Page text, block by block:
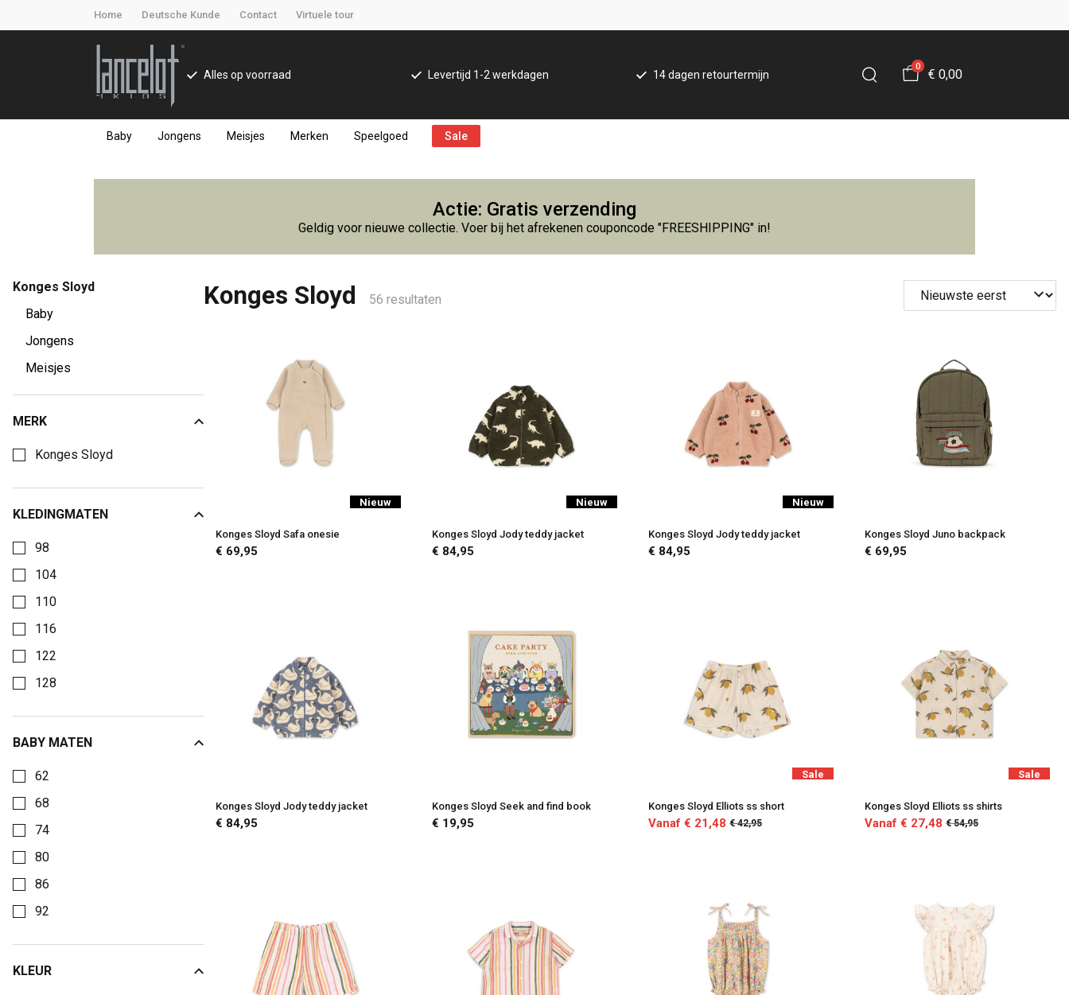
Home Deutsche Kunde Contact Virtuele tour
Alles op voorraad Levertijd 1-2 werkdagen 14 dagen retourtermijn
0
€ 0,00
Baby Jongens Meisjes Merken Speelgoed Sale
Konges
Lancelot
Kids
Actie: Gratis verzending
Geldig voor nieuwe collectie. Voer bij het afrekenen couponcode "FREESHIPPING" in!
Konges Sloyd
Baby
Jongens
Meisjes
MERK
Konges Sloyd
KLEDINGMATEN
Kies een Kledingmaten om op te filteren
98
104
110
116
122
128
BABY MATEN
62
68
74
80
86
92
KLEUR
Konges Sloyd 56 resultaten
Nieuw
Konges Sloyd Safa onesie
€ 69,95
Nieuw
Konges Sloyd Jody teddy jacket
€ 84,95
Nieuw
Konges Sloyd Jody teddy jacket
€ 84,95
Konges Sloyd Juno backpack
€ 69,95
Konges Sloyd Jody teddy jacket
€ 84,95
Konges Sloyd Seek and find book
€ 19,95
Sale
Konges Sloyd Elliots ss short
Vanaf € 21,48 € 42,95
Sale
Konges Sloyd Elliots ss shirts
Vanaf € 27,48 € 54,95